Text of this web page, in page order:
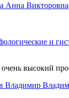
Анна Викторовна
и
высокий
Владимир